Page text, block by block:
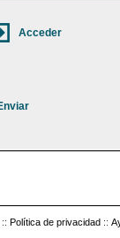
:: Política de privacidad ::